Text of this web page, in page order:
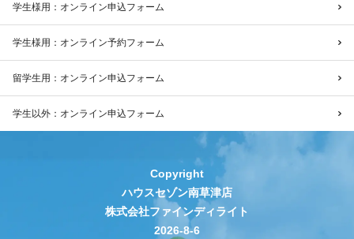
学生様用：オンライン申込フォーム
学生様用：オンライン予約フォーム
留学生用：オンライン申込フォーム
学生以外：オンライン申込フォーム
Copyright
ハウスセゾン南草津店
株式会社ファインディライト
2026-8-6